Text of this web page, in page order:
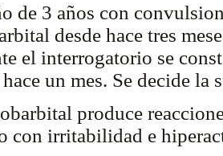
de 3 años con
desde hace tres
el interrogatorio se
hace un mes. Se decide
produce
con irritabilidad e